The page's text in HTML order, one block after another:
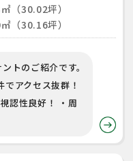
（30.02坪）
（30.16坪）
トのご紹介です。
でアクセス抜群！
認性良好！ ・周